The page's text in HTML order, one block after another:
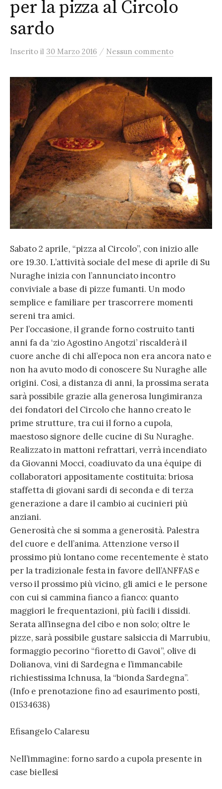
per la pizza al Circolo
sardo
Inserito il 30 Marzo 2016 / Nessun commento
Sabato 2 aprile, “pizza al Circolo”, con inizio alle
ore 19.30. L’attività sociale del mese di aprile di Su
Nuraghe inizia con l’annunciato incontro
conviviale a base di pizze fumanti. Un modo
semplice e familiare per trascorrere momenti
sereni tra amici.
Per l’occasione, il grande forno costruito tanti
anni fa da ‘zio Agostino Angotzi’ riscalderà il
cuore anche di chi all’epoca non era ancora nato e
non ha avuto modo di conoscere Su Nuraghe alle
origini. Così, a distanza di anni, la prossima serata
sarà possibile grazie alla generosa lungimiranza
dei fondatori del Circolo che hanno creato le
prime strutture, tra cui il forno a cupola,
maestoso signore delle cucine di Su Nuraghe.
Realizzato in mattoni refrattari, verrà incendiato
da Giovanni Mocci, coadiuvato da una équipe di
collaboratori appositamente costituita: briosa
staffetta di giovani sardi di seconda e di terza
generazione a dare il cambio ai cucinieri più
anziani.
Generosità che si somma a generosità. Palestra
del cuore e dell’anima. Attenzione verso il
prossimo più lontano come recentemente è stato
per la tradizionale festa in favore dell’ANFFAS e
verso il prossimo più vicino, gli amici e le persone
con cui si cammina fianco a fianco: quanto
maggiori le frequentazioni, più facili i dissidi.
Serata all’insegna del cibo e non solo; oltre le
pizze, sarà possibile gustare salsiccia di Marrubiu,
formaggio pecorino “fioretto di Gavoi”, olive di
Dolianova, vini di Sardegna e l’immancabile
richiestissima Ichnusa, la “bionda Sardegna”.
(Info e prenotazione fino ad esaurimento posti,
01534638)
Efisangelo Calaresu
Nell’immagine: forno sardo a cupola presente in
case biellesi